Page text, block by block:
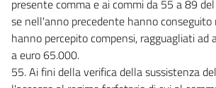
presente comma e ai commi da 55 a 89
se nell'anno precedente hanno conseguito
hanno percepito compensi, ragguagliati ad
a euro 65.000.
55. Ai fini della verifica della sussistenza